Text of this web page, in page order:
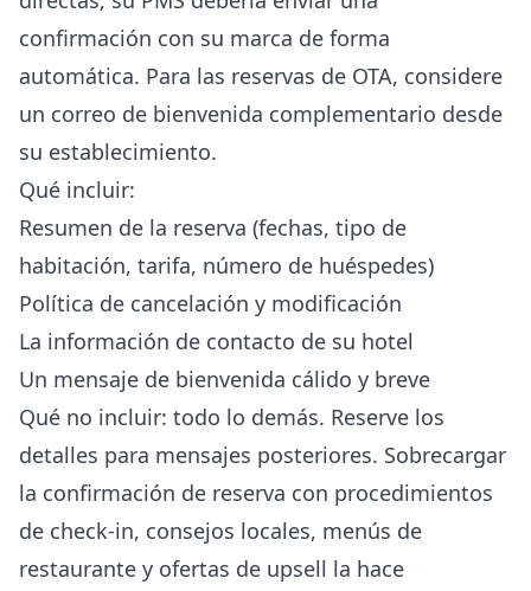
confirmación con su marca de forma
automática. Para las reservas de OTA, considere
un correo de bienvenida complementario desde
su establecimiento.
Qué incluir:
Resumen de la reserva (fechas, tipo de
habitación, tarifa, número de huéspedes)
Política de cancelación y modificación
La información de contacto de su hotel
Un mensaje de bienvenida cálido y breve
Qué no incluir: todo lo demás. Reserve los
detalles para mensajes posteriores. Sobrecargar
la confirmación de reserva con procedimientos
de check-in, consejos locales, menús de
restaurante y ofertas de upsell la hace